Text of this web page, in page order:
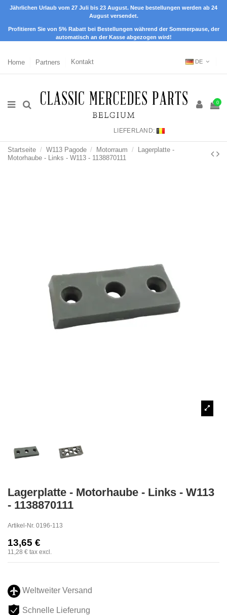
Jährlichen Urlaub vom 27 Juli bis 23 August. Neue bestellungen werden ab 24
August versendet.
Profitieren Sie von 5% Rabatt bei Bestellungen während der Sommerpause, der
automatisch an der Kasse abgezogen wird!
Home Partners Kontakt DE
0
LIEFERLAND:
Startseite W113 Pagode Motorraum
Lagerplatte -
Motorhaube - Links - W113 - 1138870111
Lagerplatte - Motorhaube - Links - W113
- 1138870111
Artikel-Nr. 0196-113
13,65 €
11,28 € tax excl.
Weltweiter Versand
Schnelle Lieferung